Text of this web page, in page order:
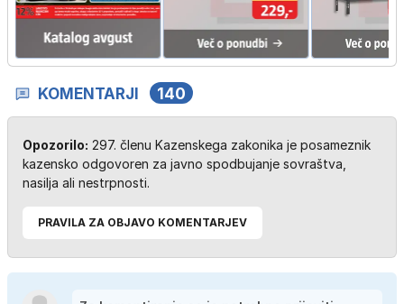
KOMENTARJI 140
Opozorilo: 297. členu Kazenskega zakonika je posameznik
kazensko odgovoren za javno spodbujanje sovraštva,
nasilja ali nestrpnosti.
PRAVILA ZA OBJAVO KOMENTARJEV